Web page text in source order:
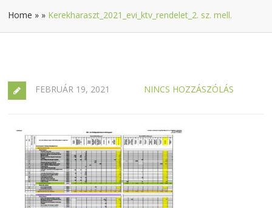
Home » » Kerekharaszt_2021_evi_ktv_rendelet_2. sz. mell.
FEBRUÁR 19, 2021 NINCS HOZZÁSZÓLÁS